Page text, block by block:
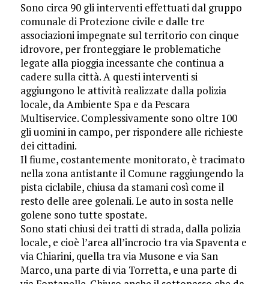
Sono circa 90 gli interventi effettuati dal gruppo
comunale di Protezione civile e dalle tre
associazioni impegnate sul territorio con cinque
idrovore, per fronteggiare le problematiche
legate alla pioggia incessante che continua a
cadere sulla città. A questi interventi si
aggiungono le attività realizzate dalla polizia
locale, da Ambiente Spa e da Pescara
Multiservice. Complessivamente sono oltre 100
gli uomini in campo, per rispondere alle richieste
dei cittadini.
Il fiume, costantemente monitorato, è tracimato
nella zona antistante il Comune raggiungendo la
pista ciclabile, chiusa da stamani così come il
resto delle aree golenali. Le auto in sosta nelle
golene sono tutte spostate.
Sono stati chiusi dei tratti di strada, dalla polizia
locale, e cioè l’area all’incrocio tra via Spaventa e
via Chiarini, quella tra via Musone e via San
Marco, una parte di via Torretta, e una parte di